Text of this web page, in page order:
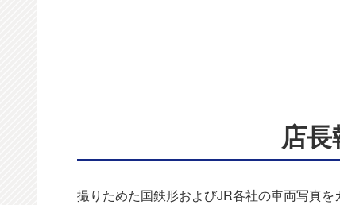
店
撮りためた国鉄形およびJR各社の車両写真